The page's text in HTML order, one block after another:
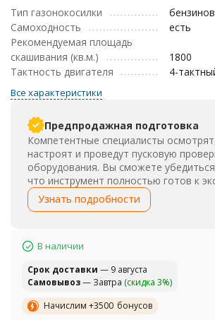
Тип газонокосилки
Самоходность
есть
Рекомендуемая площадь
скашивания (кв.м.)
1800
Тактность двигателя
4-
Все характеристики
Предпродажная подготовка
Компетентные специалисты
настроят и проведут пусковую
оборудования. Вы сможете
что инструмент полностью готов к
Узнать подробности
В наличии
Cрок доставки — 9 августа
Самовывоз— Завтра (скидка 3%)
Начислим +3500 бонусов